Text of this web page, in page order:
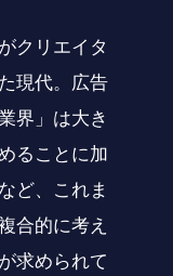
クリエイタ
現代。広告
界」は大き
ることに加
ど、これま
合的に考え
求められて